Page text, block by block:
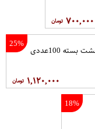
۷۰۰,۰۰۰
25%
چای سیاه ساده کیسه ای (تی بگ) در داخل کارتن هشت بسته 100عددی
۱,۱۲۰,۰۰۰
18%